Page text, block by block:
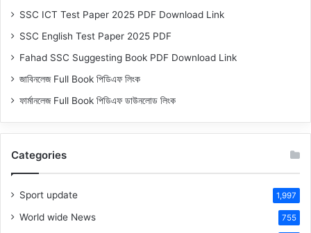
SSC ICT Test Paper 2025 PDF Download Link
SSC English Test Paper 2025 PDF
Fahad SSC Suggesting Book PDF Download Link
জাবিনলেজ Full Book পিডিএফ লিংক
ফার্মানলেজ Full Book পিডিএফ ডাউনলোড লিংক
Categories
Sport update 1,997
World wide News 755